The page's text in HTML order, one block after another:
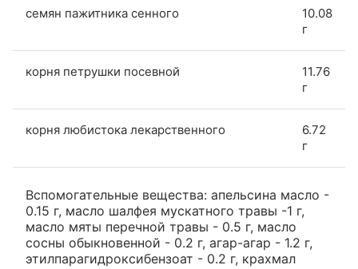
семян пажитника сенного
10.08
г
корня петрушки посевной
11.76
г
корня любистока лекарственного
6.72
г
Вспомогательные вещества: апельсина масло -
0.15 г, масло шалфея мускатного травы -1 г,
масло мяты перечной травы - 0.5 г, масло
сосны обыкновенной - 0.2 г, агар-агар - 1.2 г,
этилпарагидроксибензоат - 0.2 г, крахмал